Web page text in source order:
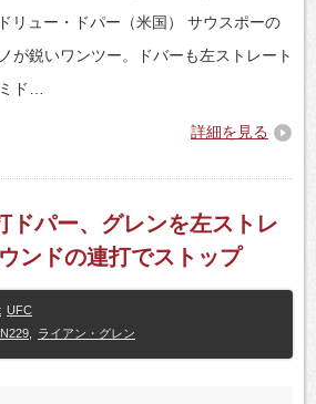
リュー・ドパー（米国） サウスポーの
が鋭いワンツー。ドバーも左ストレート
ド…
詳細を見る
ドパー、グレンを左ストレ
ンドの連打でストップ
UFC
ライアン・グレン